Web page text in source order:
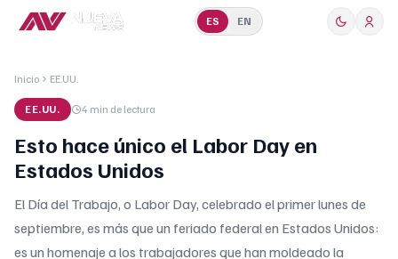
ES EN
Inicio EE.UU.
EE.UU. 4 min de lectura
Esto hace único el Labor Day en
Estados Unidos
El Día del Trabajo, o Labor Day, celebrado el primer lunes de
septiembre, es más que un feriado federal en Estados Unidos:
es un homenaje a los trabajadores que han moldeado la